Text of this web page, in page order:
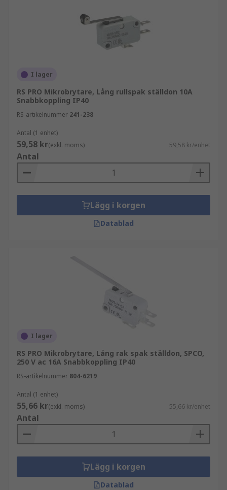
I lager
RS PRO Mikrobrytare, Lång rullspak ställdon 10A
Snabbkoppling IP40
RS-artikelnummer 241-238
Antal (1 enhet)
59,58 kr(exkl. moms) 59,58 kr/enhet
Antal
Lägg i korgen
Datablad
I lager
RS PRO Mikrobrytare, Lång rak spak ställdon, SPCO,
250 V ac 16A Snabbkoppling IP40
RS-artikelnummer 804-6219
Antal (1 enhet)
55,66 kr(exkl. moms) 55,66 kr/enhet
Antal
Lägg i korgen
Datablad